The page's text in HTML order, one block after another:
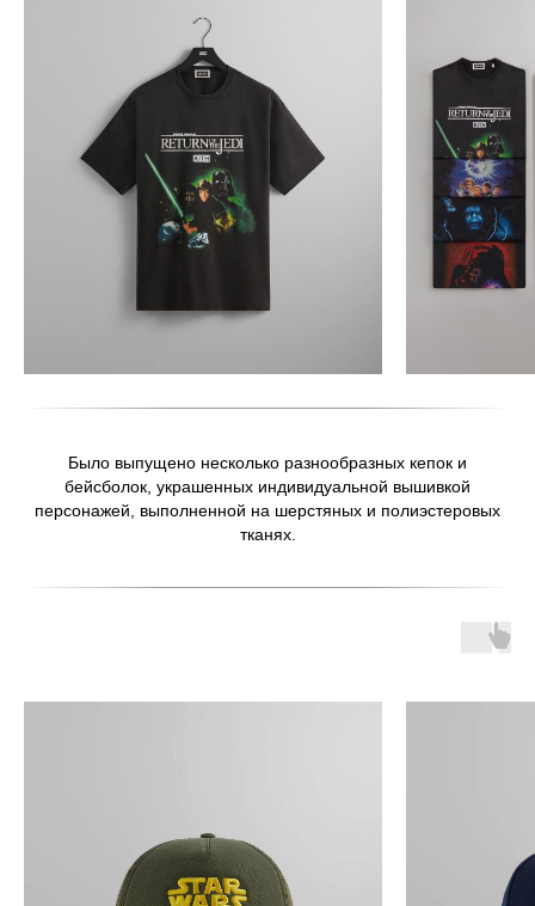
Было выпущено несколько разнообразных кепок и
бейсболок, украшенных индивидуальной вышивкой
персонажей, выполненной на шерстяных и полиэстеровых
тканях.